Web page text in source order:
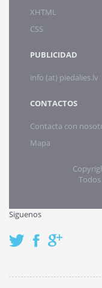
XHTML
CSS
PUBLICIDAD
info (at) piedalies.lv
CONTACTOS
Contacta con
Mapa
Siguenos